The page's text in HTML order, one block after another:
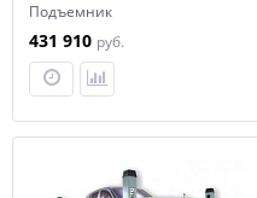
Подъемник
платформы для сход-развала
431 910 руб.